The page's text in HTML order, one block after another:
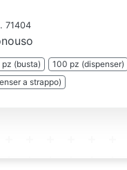
71404
pz (busta)
100 pz (dispenser)
a strappo)